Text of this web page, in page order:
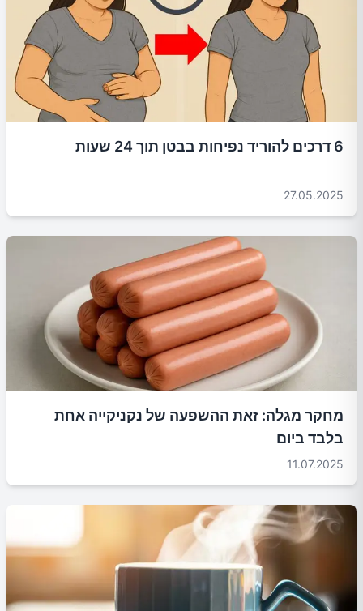
6 דרכים להוריד נפיחות בבטן תוך 24 שעות
27.05.2025
מחקר מגלה: זאת ההשפעה של נקניקייה אחת
בלבד ביום
11.07.2025